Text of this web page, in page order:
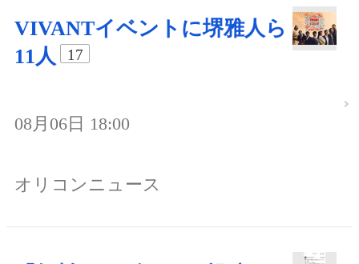
VIVANTイベントに堺雅人ら
11人
17
08月06日 18:00
オリコンニュース